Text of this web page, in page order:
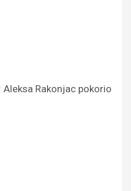
Aleksa Rakonjac pokorio